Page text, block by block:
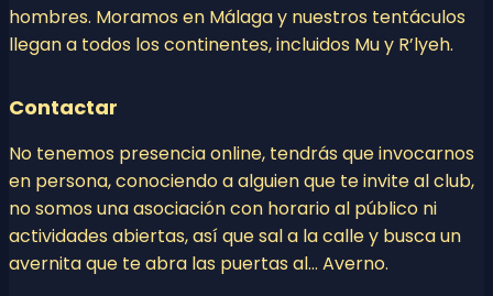
hombres. Moramos en Málaga y nuestros tentáculos
llegan a todos los continentes, incluidos Mu y R’lyeh.
Contactar
No tenemos presencia online, tendrás que invocarnos
en persona, conociendo a alguien que te invite al club,
no somos una asociación con horario al público ni
actividades abiertas, así que sal a la calle y busca un
avernita que te abra las puertas al… Averno.